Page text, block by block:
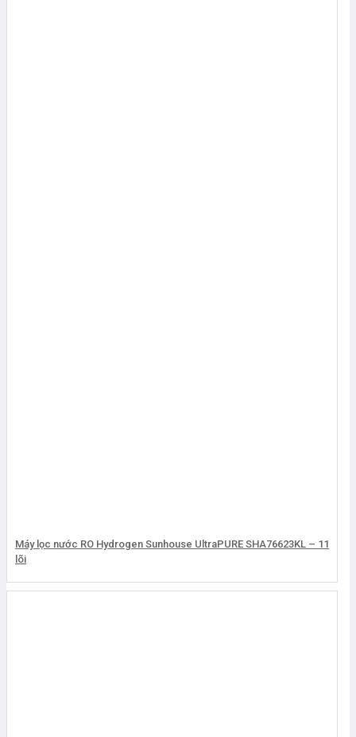
Máy lọc nước RO Hydrogen Sunhouse UltraPURE SHA76623KL – 11
lõi